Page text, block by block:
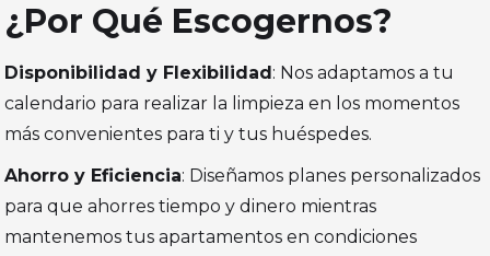
¿Por Qué Escogernos?
Disponibilidad y Flexibilidad : Nos adaptamos a tu
calendario para realizar la limpieza en los momentos
más convenientes para ti y tus huéspedes.
Ahorro y Eficiencia: Diseñamos planes personalizados
para que ahorres tiempo y dinero mientras
mantenemos tus apartamentos en condiciones